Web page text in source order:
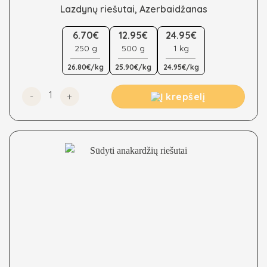
Lazdynų riešutai, Azerbaidžanas
product
has
multiple
variants.
The
options
may
be
on
6.70€
250 g
26.80€/kg
12.95€
500 g
25.90€/kg
24.95€
1 kg
24.95€/kg
produkto kiekis: Lazdynų riešutai, Azerbaidžanas
Į krepšelį